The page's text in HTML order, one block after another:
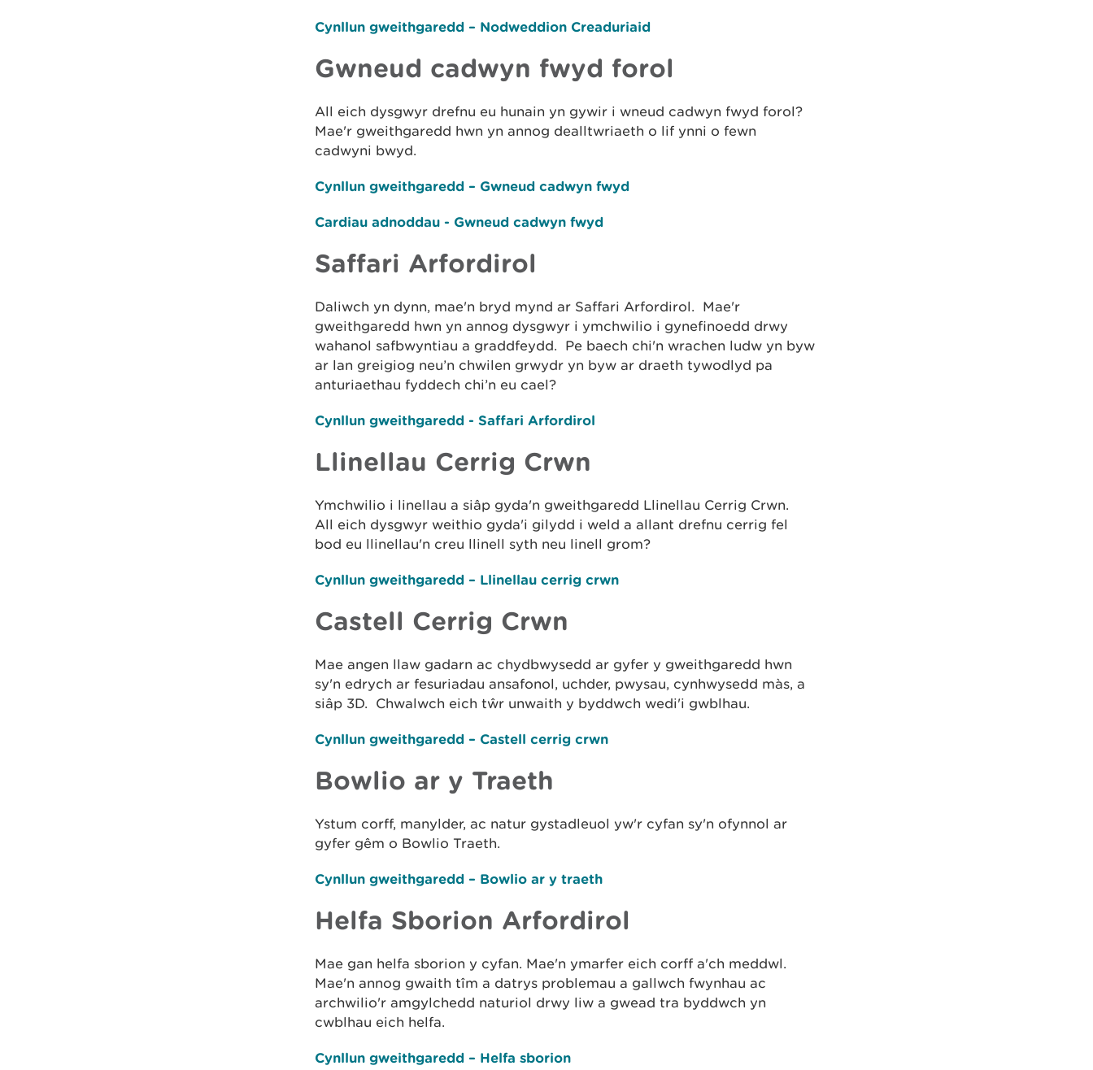
Cynllun gweithgaredd – Nodweddion Creaduriaid
Gwneud cadwyn fwyd forol
All eich dysgwyr drefnu eu hunain yn gywir i wneud cadwyn fwyd forol?
Mae'r gweithgaredd hwn yn annog dealltwriaeth o lif ynni o fewn
cadwyni bwyd.
Cynllun gweithgaredd – Gwneud cadwyn fwyd
Cardiau adnoddau - Gwneud cadwyn fwyd
Saffari Arfordirol
Daliwch yn dynn, mae'n bryd mynd ar Saffari Arfordirol. Mae'r
gweithgaredd hwn yn annog dysgwyr i ymchwilio i gynefinoedd drwy
wahanol safbwyntiau a graddfeydd. Pe baech chi'n wrachen ludw yn byw
ar lan greigiog neu’n chwilen grwydr yn byw ar draeth tywodlyd pa
anturiaethau fyddech chi’n eu cael?
Cynllun gweithgaredd - Saffari Arfordirol
Llinellau Cerrig Crwn
Ymchwilio i linellau a siâp gyda'n gweithgaredd Llinellau Cerrig Crwn.
All eich dysgwyr weithio gyda'i gilydd i weld a allant drefnu cerrig fel
bod eu llinellau'n creu llinell syth neu linell grom?
Cynllun gweithgaredd – Llinellau cerrig crwn
Castell Cerrig Crwn
Mae angen llaw gadarn ac chydbwysedd ar gyfer y gweithgaredd hwn
sy'n edrych ar fesuriadau ansafonol, uchder, pwysau, cynhwysedd màs, a
siâp 3D. Chwalwch eich tŵr unwaith y byddwch wedi'i gwblhau.
Cynllun gweithgaredd – Castell cerrig crwn
Bowlio ar y Traeth
Ystum corff, manylder, ac natur gystadleuol yw'r cyfan sy'n ofynnol ar
gyfer gêm o Bowlio Traeth.
Cynllun gweithgaredd – Bowlio ar y traeth
Helfa Sborion Arfordirol
Mae gan helfa sborion y cyfan. Mae'n ymarfer eich corff a'ch meddwl.
Mae'n annog gwaith tîm a datrys problemau a gallwch fwynhau ac
archwilio'r amgylchedd naturiol drwy liw a gwead tra byddwch yn
cwblhau eich helfa.
Cynllun gweithgaredd – Helfa sborion